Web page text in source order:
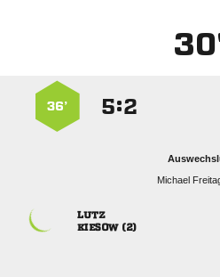
:
36’


 